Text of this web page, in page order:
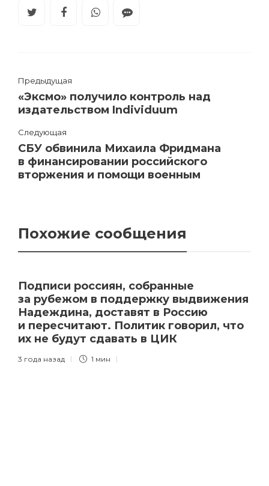
Предыдущая
«Эксмо» получило контроль над
издательством Individuum
Следующая
СБУ обвинила Михаила Фридмана
в финансировании российского
вторжения и помощи военным
Похожие сообщения
Подписи россиян, собранные
за рубежом в поддержку выдвижения
Надеждина, доставят в Россию
и пересчитают. Политик говорил, что
их не будут сдавать в ЦИК
3 года назад 1 мин